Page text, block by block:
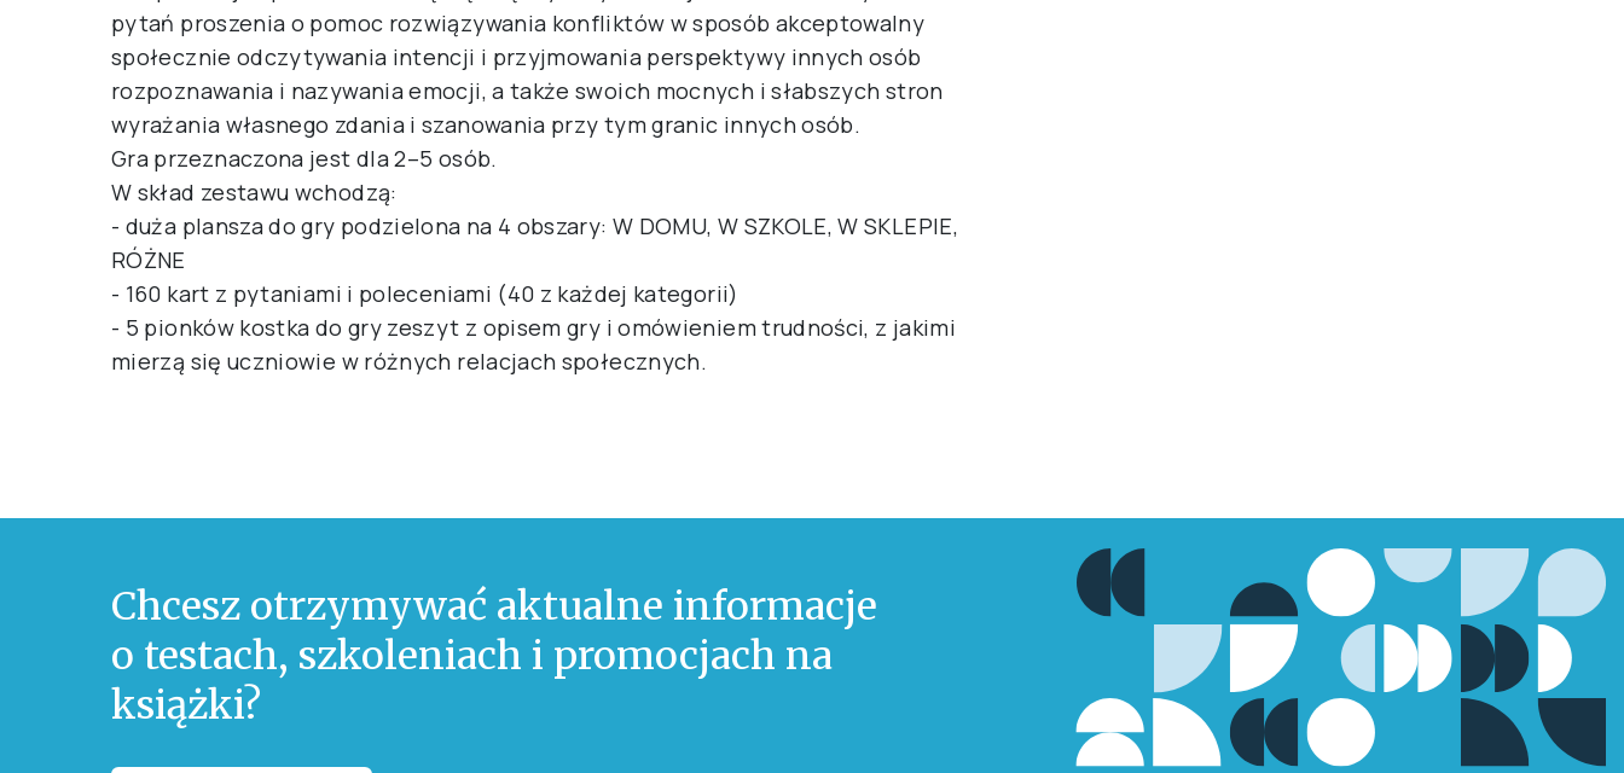
pytań proszenia o pomoc rozwiązywania konfliktów w sposób akceptowalny
społecznie odczytywania intencji i przyjmowania perspektywy innych osób
rozpoznawania i nazywania emocji, a także swoich mocnych i słabszych stron
wyrażania własnego zdania i szanowania przy tym granic innych osób.
Gra przeznaczona jest dla 2–5 osób.
W skład zestawu wchodzą:
- duża plansza do gry podzielona na 4 obszary: W DOMU, W SZKOLE, W SKLEPIE,
RÓŻNE
- 160 kart z pytaniami i poleceniami (40 z każdej kategorii)
- 5 pionków kostka do gry zeszyt z opisem gry i omówieniem trudności, z jakimi
mierzą się uczniowie w różnych relacjach społecznych.
Chcesz otrzymywać aktualne informacje
o testach, szkoleniach i promocjach na
książki?